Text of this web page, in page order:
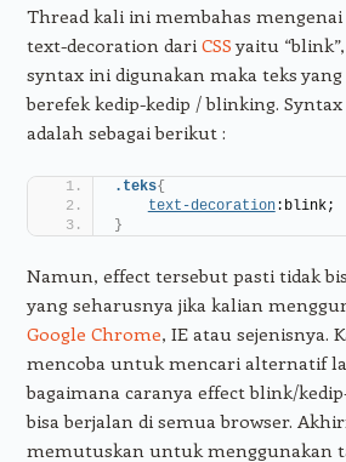
Thread kali ini membahas
text-decoration dari CSSyaitu
syntax ini digunakan maka teks
berefek kedip-kedip / blinking.
adalah sebagai berikut :
.teks{
text-decoration:blink;
}
Namun, effect tersebut pasti tidak
yang seharusnya jika kalian
Google Chrome, IE atau sejenisnya.
mencoba untuk mencari alternatif
bagaimana caranya effect blink/
bisa berjalan di semua browser.
memutuskan untuk menggunakan